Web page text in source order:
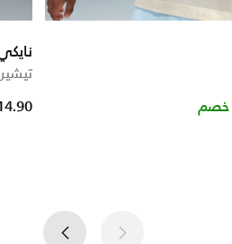
from
to
14.90